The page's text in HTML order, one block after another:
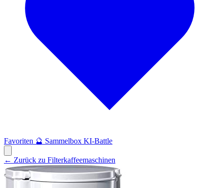
Favoriten 🔮 Sammelbox KI-Battle
← Zurück zu Filterkaffeemaschinen